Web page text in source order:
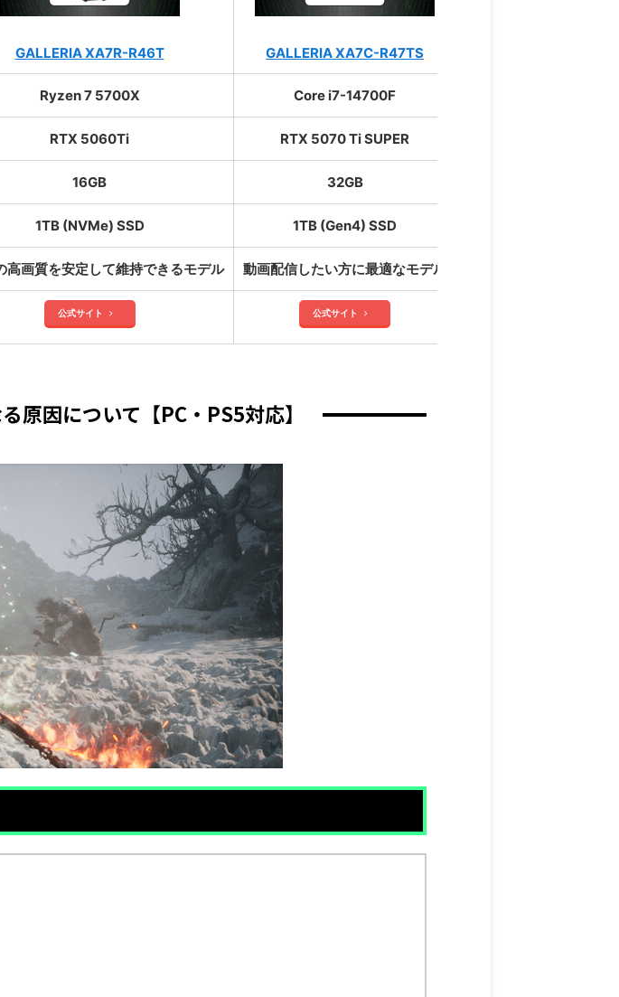
GALLERIA XA7R-R46T GALLERIA XA7C-R47TS
Ryzen 7 5700X Core i7-14700F
RTX 5060Ti RTX 5070 Ti SUPER
16GB 32GB
1TB (NVMe) SSD 1TB (Gen4) SSD
画質を安定して維持できるモデル 動画配信したい方に最適なモデル
公式サイト 公式サイト
原因について【PC・PS5対応】